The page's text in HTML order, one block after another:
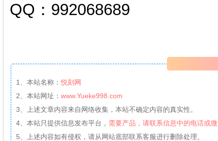
QQ：992068689
1、本站名称：悦刻网
2、本站网址： www.Yueke998.com
3、上述文章内容来自网络收集，本站不确定内容的真实性。
4、本站只提供信息发布平台， 需要产品，请联系信息中的电话或
5、上述内容如有侵权，请从网站底部联系客服进行删除处理。